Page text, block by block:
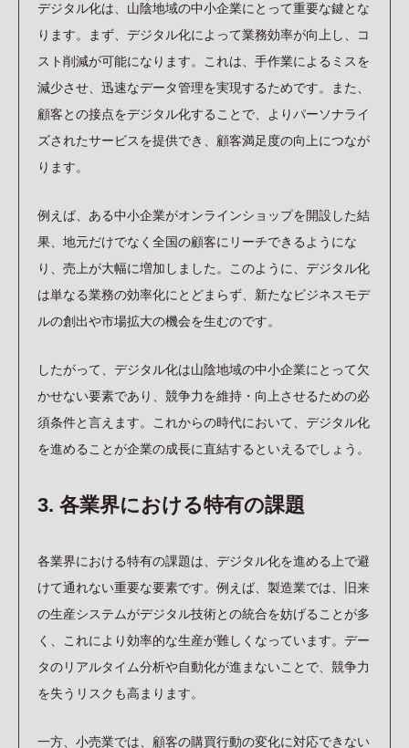
デジタル化は、山陰地域の中小企業にとって重要な鍵とな
ります。まず、デジタル化によって業務効率が向上し、コ
スト削減が可能になります。これは、手作業によるミスを
減少させ、迅速なデータ管理を実現するためです。また、
顧客との接点をデジタル化することで、よりパーソナライ
ズされたサービスを提供でき、顧客満足度の向上につなが
ります。
例えば、ある中小企業がオンラインショップを開設した結
果、地元だけでなく全国の顧客にリーチできるようにな
り、売上が大幅に増加しました。このように、デジタル化
は単なる業務の効率化にとどまらず、新たなビジネスモデ
ルの創出や市場拡大の機会を生むのです。
したがって、デジタル化は山陰地域の中小企業にとって欠
かせない要素であり、競争力を維持・向上させるための必
須条件と言えます。これからの時代において、デジタル化
を進めることが企業の成長に直結するといえるでしょう。
3. 各業界における特有の課題
各業界における特有の課題は、デジタル化を進める上で避
けて通れない重要な要素です。例えば、製造業では、旧来
の生産システムがデジタル技術との統合を妨げることが多
く、これにより効率的な生産が難しくなっています。デー
タのリアルタイム分析や自動化が進まないことで、競争力
を失うリスクも高まります。
一方、小売業では、顧客の購買行動の変化に対応できない